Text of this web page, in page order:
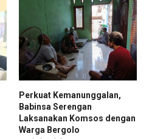
Perkuat Kemanunggalan,
Babinsa Serengan
Laksanakan Komsos dengan
Warga Bergolo